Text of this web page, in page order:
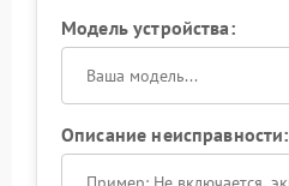
Модель устройства:
Описание неисправности: